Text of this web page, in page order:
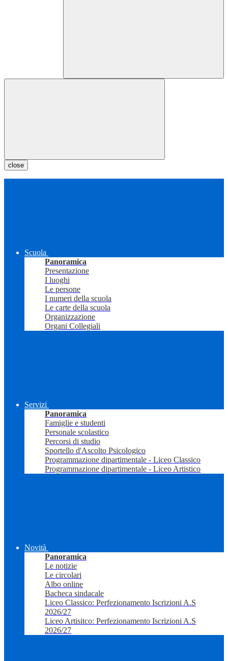
close
Scuola
Panoramica
Presentazione
I luoghi
Le persone
I numeri della scuola
Le carte della scuola
Organizzazione
Organi Collegiali
Servizi
Panoramica
Famiglie e studenti
Personale scolastico
Percorsi di studio
Sportello d'Ascolto Psicologico
Programmazione dipartimentale - Liceo Classico
Programmazione dipartimentale - Liceo Artistico
Novità
Panoramica
Le notizie
Le circolari
Albo online
Bacheca sindacale
Liceo Classico: Perfezionamento Iscrizioni A.S
2026/27
Liceo Artisitco: Perfezionamento Iscrizioni A.S
2026/27